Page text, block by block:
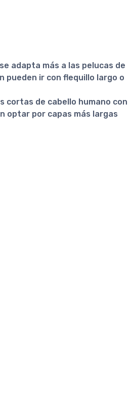
adapta más a las pelucas de
pueden ir con flequillo largo o
cortas de cabello humano con
optar por capas más largas